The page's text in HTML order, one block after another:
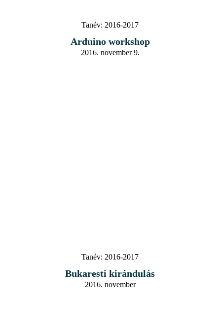
Tanév: 2016-2017
Arduino workshop
2016. november 9.
Tanév: 2016-2017
Bukaresti kirándulás
2016. november